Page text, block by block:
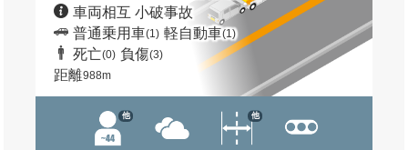
車両相互 小破事故
普通乗用車(1) 軽自動車(1)
死亡(0) 負傷(3)
距離988m
他 他